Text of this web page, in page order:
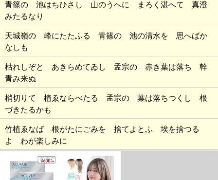
青篠の 池はちひさし 山のうへに まろく湛へて 真澄
みたるなり
天城嶺の 峰にたたふる 青篠の 池の清水を 思へばか
なしも
枯れしぞと あきらめてゐし 孟宗の 赤き葉は落ち 幹
青み来ぬ
梢切りて 植ゑならべたる 孟宗の 葉は落ちつくし 根
づきたるかも
竹植ゑなば 根がたにごみを 捨てよとふ 埃を捨つる
よ わが楽しみに